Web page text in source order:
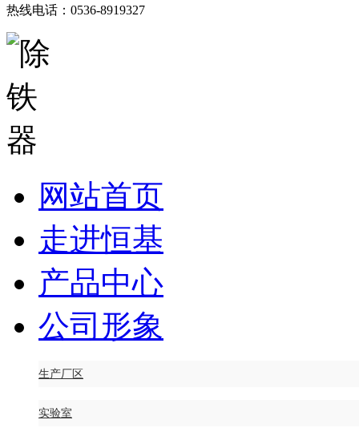
热线电话： 0536-8919327
网站首页
走进恒基
产品中心
公司形象
生产厂区
实验室